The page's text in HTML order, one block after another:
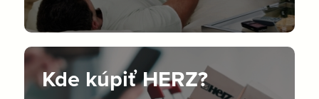
Kde kúpiť HERZ?